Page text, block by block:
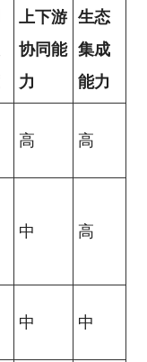
上下游
协同能
力
生态
集成
能力
高 高
中 高
中 中